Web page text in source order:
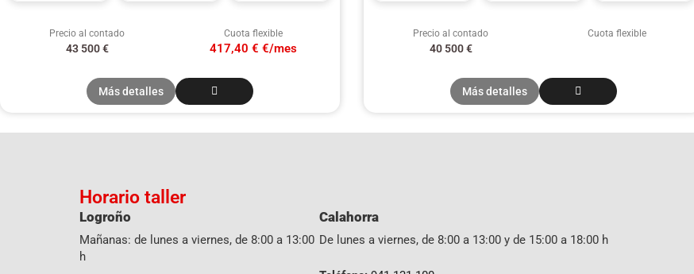
Precio al contado Cuota flexible
43 500€ 417,40 € €/mes
Más detalles
Precio al contado Cuota flexible
40 500€
Más detalles
Horario taller
Logroño
Mañanas: de lunes a viernes, de 8:00 a 13:00
h
Calahorra
De lunes a viernes, de 8:00 a 13:00 y de 15:00 a 18:00 h